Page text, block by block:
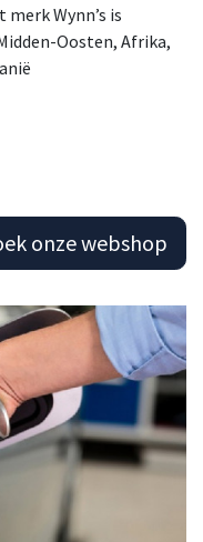
Wynn’s is
Oosten, Afrika,
onze webshop